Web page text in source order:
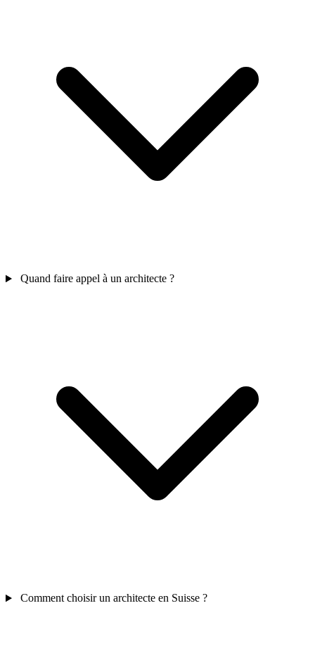
Quand faire appel à un architecte ?
Comment choisir un architecte en Suisse ?